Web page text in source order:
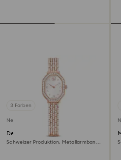
3 Farben
Neu
Dextera octagon Uhr
Schweizer Produktion, Metallarmband,